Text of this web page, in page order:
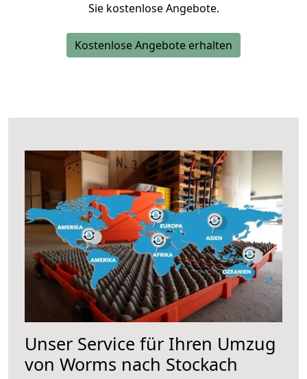
Sie kostenlose Angebote.
Kostenlose Angebote erhalten
Unser Service für Ihren Umzug
von Worms nach Stockach